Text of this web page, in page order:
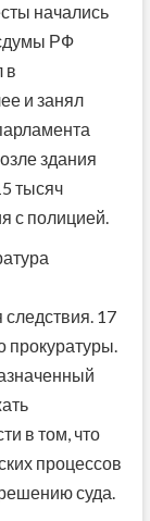
начались
РФ
в
и занял
здания
тысяч
с полицией.
17
прокуратуры.
в том, что
процессов
суда.